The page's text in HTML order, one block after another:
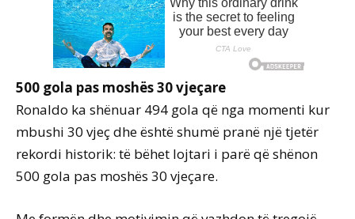
500 gola pas moshës 30 vjeçare
Ronaldo ka shënuar 494 gola që nga momenti kur
mbushi 30 vjeç dhe është shumë pranë një tjetër
rekordi historik: të bëhet lojtari i parë që shënon
500 gola pas moshës 30 vjeçare.